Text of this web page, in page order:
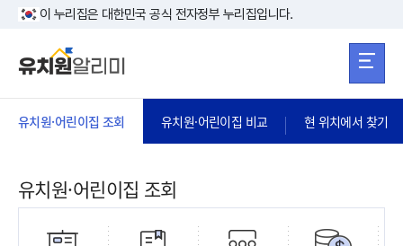
본문 바로가기
이 누리집은 대한민국 공식 전자정부 누리집입니다.
유치원·어린이집 조회 유치원·어린이집 비교 현 위치에서 찾기
유치원·어린이집 조회